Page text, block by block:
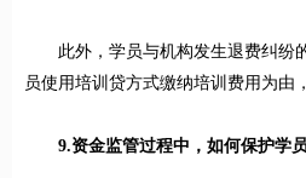
此外，学员与机构发生退费纠纷
员使用培训贷方式缴纳培训费用为由
9.资金监管过程中，如何保护学